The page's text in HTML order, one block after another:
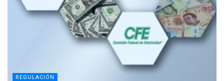
REGULACIÓN